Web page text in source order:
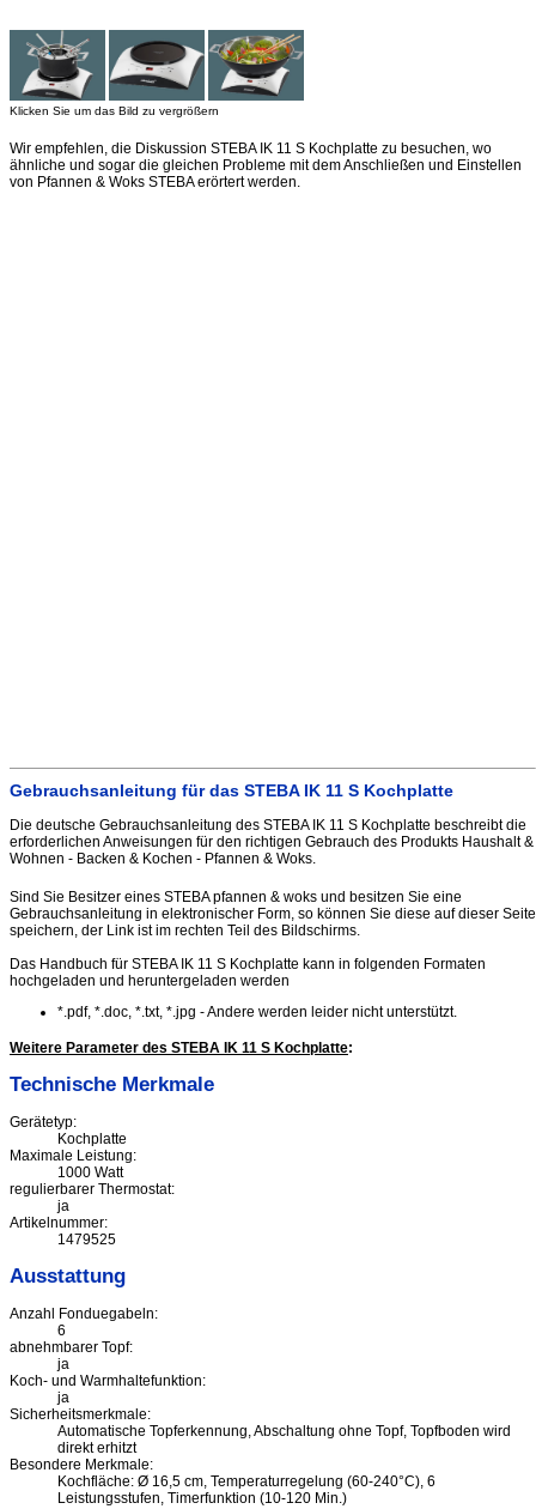
Klicken Sie um das Bild zu vergrößern
Wir empfehlen, die Diskussion STEBA IK 11 S Kochplatte zu besuchen, wo
ähnliche und sogar die gleichen Probleme mit dem Anschließen und Einstellen
von Pfannen & Woks STEBA erörtert werden.
Gebrauchsanleitung für das STEBA IK 11 S Kochplatte
Die deutsche Gebrauchsanleitung des STEBA IK 11 S Kochplatte beschreibt die
erforderlichen Anweisungen für den richtigen Gebrauch des Produkts Haushalt &
Wohnen - Backen & Kochen - Pfannen & Woks.
Sind Sie Besitzer eines STEBA pfannen & woks und besitzen Sie eine
Gebrauchsanleitung in elektronischer Form, so können Sie diese auf dieser Seite
speichern, der Link ist im rechten Teil des Bildschirms.
Das Handbuch für STEBA IK 11 S Kochplatte kann in folgenden Formaten
hochgeladen und heruntergeladen werden
*.pdf, *.doc, *.txt, *.jpg - Andere werden leider nicht unterstützt.
Weitere Parameter des STEBA IK 11 S Kochplatte:
Technische Merkmale
Gerätetyp:
Kochplatte
Maximale Leistung:
1000 Watt
regulierbarer Thermostat:
ja
Artikelnummer:
1479525
Ausstattung
Anzahl Fonduegabeln:
6
abnehmbarer Topf:
ja
Koch- und Warmhaltefunktion:
ja
Sicherheitsmerkmale:
Automatische Topferkennung, Abschaltung ohne Topf, Topfboden wird
direkt erhitzt
Besondere Merkmale:
Kochfläche: Ø 16,5 cm, Temperaturregelung (60-240°C), 6
Leistungsstufen, Timerfunktion (10-120 Min.)